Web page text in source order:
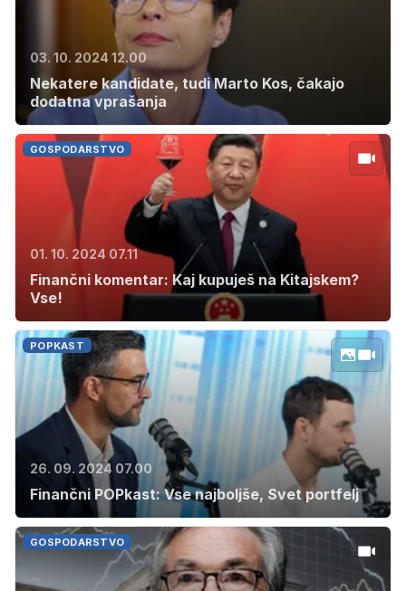
03. 10. 2024 12.00
Nekatere kandidate, tudi Marto Kos, čakajo
dodatna vprašanja
GOSPODARSTVO
01. 10. 2024 07.11
Finančni komentar: Kaj kupuješ na Kitajskem?
Vse!
POPKAST
26. 09. 2024 07.00
Finančni POPkast: Vse najboljše, Svet portfelj
GOSPODARSTVO